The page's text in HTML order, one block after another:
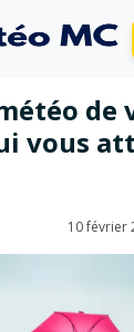
de
vous
10 février